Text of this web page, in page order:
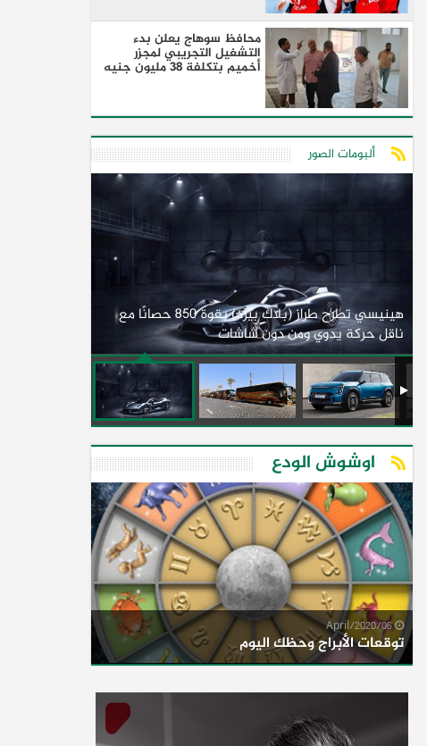
محافظ سوهاج يعلن بدء
التشغيل التجريبي لمجزر
أخميم بتكلفة 38 مليون جنيه
ألبومات الصور
هينيسي تطرح طراز (بلاك بيرد) بقوة 850 حصانًا مع
ناقل حركة يدوي ومن دون شاشات
اوشوش الودع
06/April/2020
توقعات الأبراج وحظك اليوم